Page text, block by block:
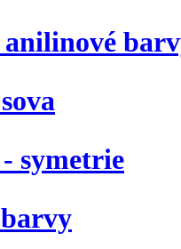
anilinové
symetrie